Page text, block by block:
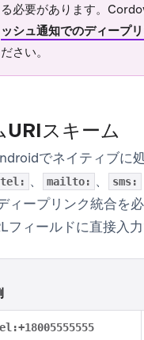
る必要があります。
ッシュ通知でのディープ
ださい。
URIスキーム
でネイティブに
tel: 、 mailto: 、 sms:
ィープリンク統合を
フィールドに直接入力